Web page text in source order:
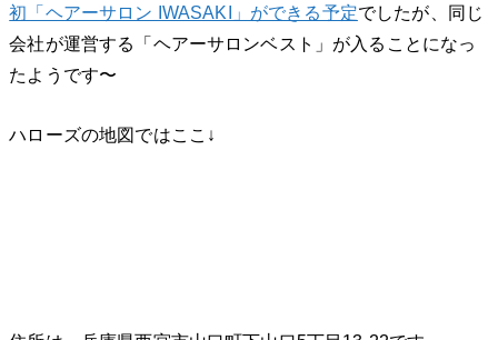
初「ヘアーサロン IWASAKI」ができる予定でしたが、同じ
会社が運営する「ヘアーサロンベスト」が入ることになっ
たようです〜
ハローズの地図ではここ↓